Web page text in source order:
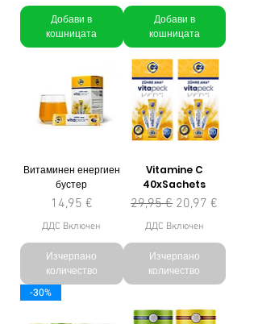
Добави в
кошницата
Добави в
кошницата
Витаминен енергиен
бустер
Цена
14,95 €
ДДС Включен
Изчерпано
количество
Vitamine C
40xSachets
Редовна цена
29,95 € Продажна цена
20,97 €
ДДС Включен
Изчерпано
количество
-30%